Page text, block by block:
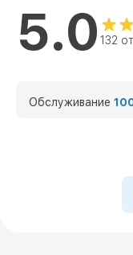
5.0 132
Обслуживание